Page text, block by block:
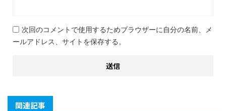
次回のコメントで使用するためブラウザーに自分の名前、メ
ールアドレス、サイトを保存する。
関連記事